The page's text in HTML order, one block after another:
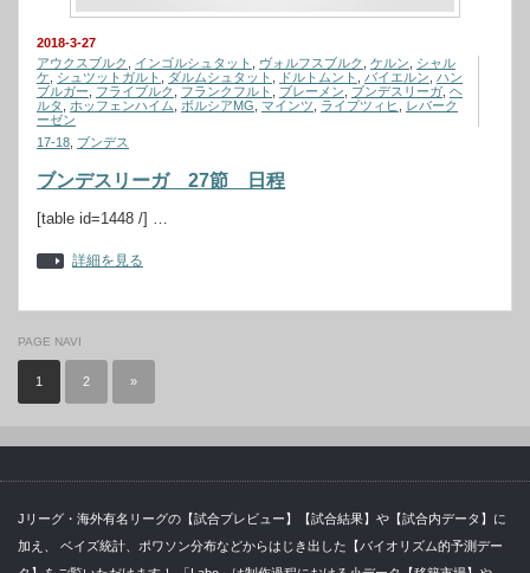
2018-3-27
アウクスブルク
インゴルシュタット ヴォルフスブルク ケルン
シャル
ケ
シュツットガルト ダルムシュタット ドルトムント バイエルン ハン
ブルガー
フライブルク フランクフルト ブレーメン ブンデスリーガ ヘ
ルタ
ホッフェンハイム ボルシアMG マインツ ライプツィヒ
レバーク
ーゼン
17-18 ブンデス
ブンデスリーガ 27節 日程
[table id=1448 /] …
詳細を見る
PAGE NAVI
1 2 »
Jリーグ・海外有名リーグの【試合プレビュー】【試合結果】や【試合内データ】に
加え、 ベイズ統計、ポワソン分布などからはじき出した【バイオリズム的予測デー